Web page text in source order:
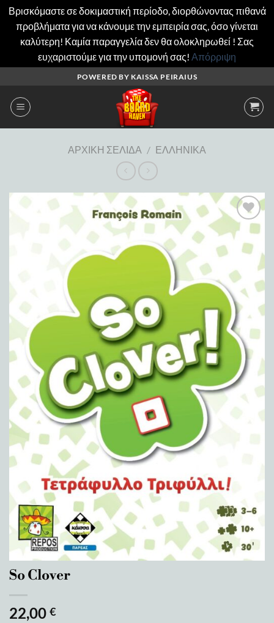
Βρισκόμαστε σε δοκιμαστική περίοδο, διορθώνοντας πιθανά
προβλήματα για να κάνουμε την εμπειρία σας, όσο γίνεται
καλύτερη! Καμία παραγγελία δεν θα ολοκληρωθεί ! Σας
ευχαριστούμε για την υπομονή σας! Απόρριψη
περιεχόμενο
POWERED BY KAISSA PEIRAIUS
ΑΡΧΙΚΉ ΣΕΛΊΔΑ / ΕΛΛΗΝΙΚΆ
Add to
wishlist
So Clover
22,00 €